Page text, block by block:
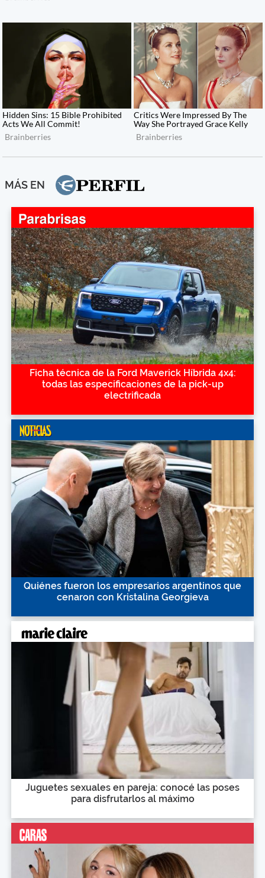
MÁS EN
Ficha técnica de la Ford Maverick Híbrida 4x4:
todas las especificaciones de la pick-up
electrificada
Quiénes fueron los empresarios argentinos que
cenaron con Kristalina Georgieva
Juguetes sexuales en pareja: conocé las poses
para disfrutarlos al máximo